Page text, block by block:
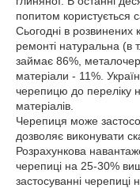
попитом користується
Сьогодні в розвинених
ремонті натуральна (в
займає 86%,
матеріали - 11%.
черепицю до переліку
матеріалів.
Черепиця може
дозволяє виконувати
Розрахункова
черепиці на 25-30%
застосуванні черепиці